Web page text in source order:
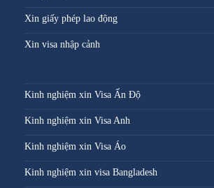
Xin giấy phép lao động
Xin visa nhập cảnh
Kinh nghiệm xin Visa Ấn Độ
Kinh nghiệm xin Visa Anh
Kinh nghiệm xin Visa Áo
Kinh nghiệm xin visa Bangladesh